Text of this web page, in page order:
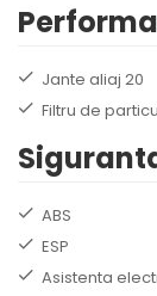
Jante aliaj 20
Filtru de
ABS
ESP
Asistenta